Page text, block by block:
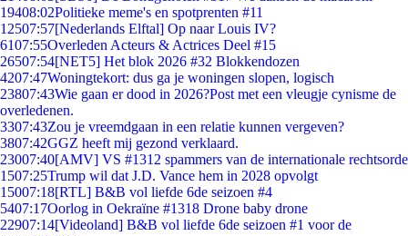
19408:02Politieke meme's en spotprenten #11
12507:57[Nederlands Elftal] Op naar Louis IV?
6107:55Overleden Acteurs & Actrices Deel #15
26507:54[NET5] Het blok 2026 #32 Blokkendozen
4207:47Woningtekort: dus ga je woningen slopen, logisch
23807:43Wie gaan er dood in 2026?Post met een vleugje cynisme de
overledenen.
3307:43Zou je vreemdgaan in een relatie kunnen vergeven?
3807:42GGZ heeft mij gezond verklaard.
23007:40[AMV] VS #1312 spammers van de internationale rechtsorde
1507:25Trump wil dat J.D. Vance hem in 2028 opvolgt
15007:18[RTL] B&B vol liefde 6de seizoen #4
5407:17Oorlog in Oekraïne #1318 Drone baby drone
22907:14[Videoland] B&B vol liefde 6de seizoen #1 voor de